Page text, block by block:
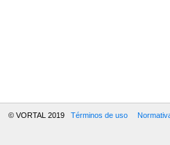
© VORTAL 2019 Términos de uso